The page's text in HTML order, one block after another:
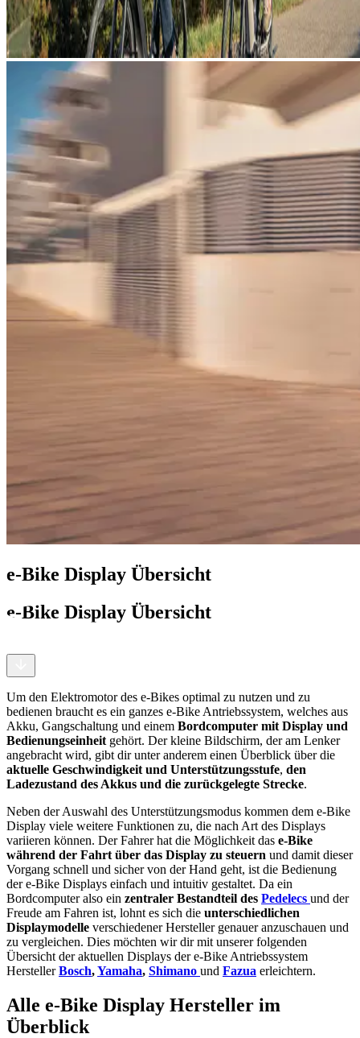
e-Bike Display Übersicht
e-Bike Display Übersicht
Um den Elektromotor des e-Bikes optimal zu nutzen und zu
bedienen braucht es ein ganzes e-Bike Antriebssystem, welches aus
Akku, Gangschaltung und einem Bordcomputer mit Display und
Bedienungseinheit gehört. Der kleine Bildschirm, der am Lenker
angebracht wird, gibt dir unter anderem einen Überblick über die
aktuelle Geschwindigkeit und Unterstützungsstufe, den
Ladezustand des Akkus und die zurückgelegte Strecke.
Neben der Auswahl des Unterstützungsmodus kommen dem e-Bike
Display viele weitere Funktionen zu, die nach Art des Displays
variieren können. Der Fahrer hat die Möglichkeit das e-Bike
während der Fahrt über das Display zu steuern und damit dieser
Vorgang schnell und sicher von der Hand geht, ist die Bedienung
der e-Bike Displays einfach und intuitiv gestaltet. Da ein
Bordcomputer also ein zentraler Bestandteil des Pedelecs und der
Freude am Fahren ist, lohnt es sich die unterschiedlichen
Displaymodelle verschiedener Hersteller genauer anzuschauen und
zu vergleichen. Dies möchten wir dir mit unserer folgenden
Übersicht der aktuellen Displays der e-Bike Antriebssystem
HerstellerBosch,Yamaha, Shimano und Fazua erleichtern.
Alle e-Bike Display Hersteller im
Überblick